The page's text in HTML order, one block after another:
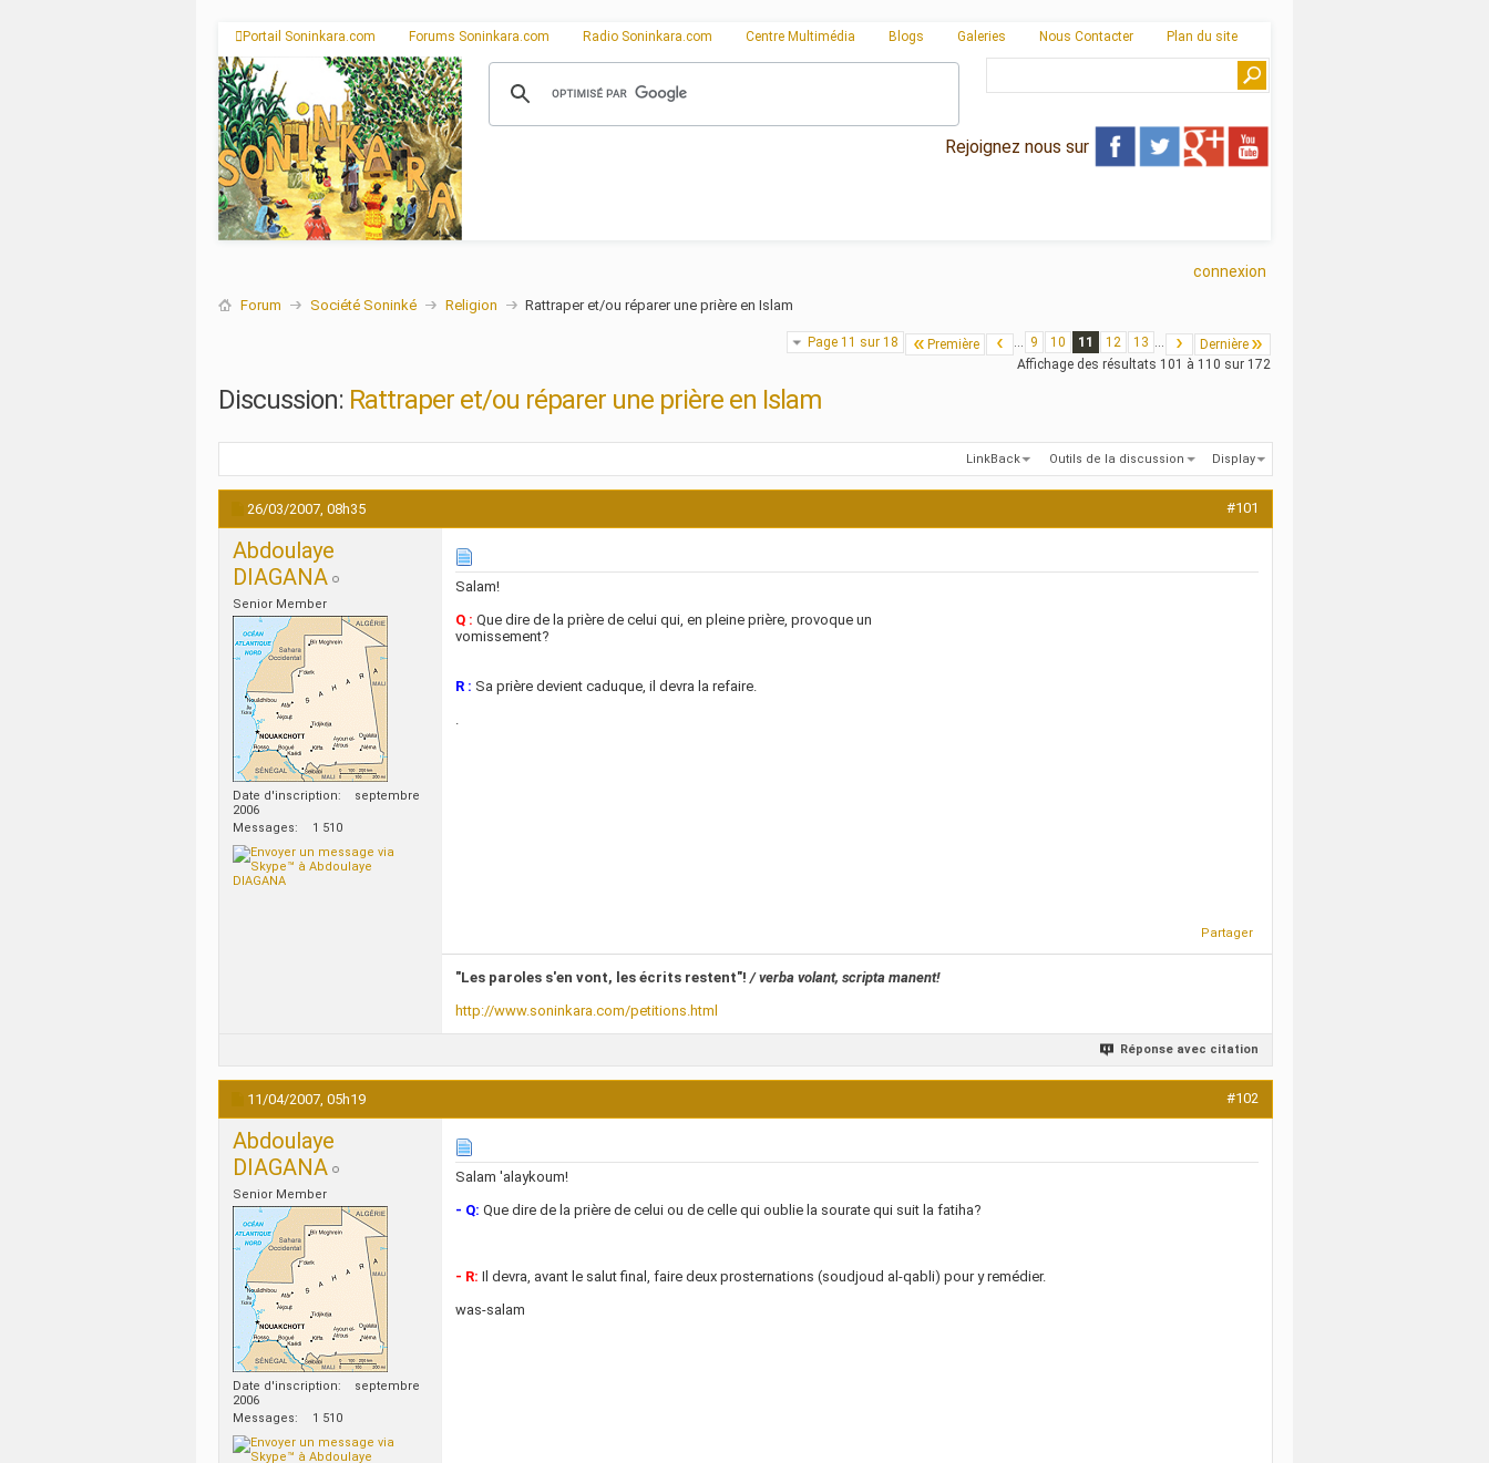
Portail Soninkara.com Forums Soninkara.com Radio Soninkara.com Centre Multimédia Blogs Galeries Nous Contacter Plan du site
Rejoignez nous sur
connexion
Forum Société Soninké Religion Rattraper et/ou réparer une prière en Islam
Page 11 sur 18 Première ... 9 10 11 12 13 ...
Dernière
Affichage des résultats 101 à 110 sur 172
Discussion: Rattraper et/ou réparer une prière en Islam
LinkBack Outils de la discussion Display
26/03/2007, 08h35 #101
Abdoulaye
DIAGANA
Senior Member
Date d'inscription
septembre
2006
Messages
1 510
Salam!
Q : Que dire de la prière de celui qui, en pleine prière, provoque un
vomissement?
R : Sa prière devient caduque, il devra la refaire.
.
Partager
"Les paroles s'en vont, les écrits restent"! / verba volant, scripta manent!
http://www.soninkara.com/petitions.html
Réponse avec citation
11/04/2007, 05h19 #102
Abdoulaye
DIAGANA
Senior Member
Date d'inscription
septembre
2006
Messages
1 510
Salam 'alaykoum!
- Q: Que dire de la prière de celui ou de celle qui oublie la sourate qui suit la fatiha?
- R: Il devra, avant le salut final, faire deux prosternations (soudjoud al-qabli) pour y remédier.
was-salam